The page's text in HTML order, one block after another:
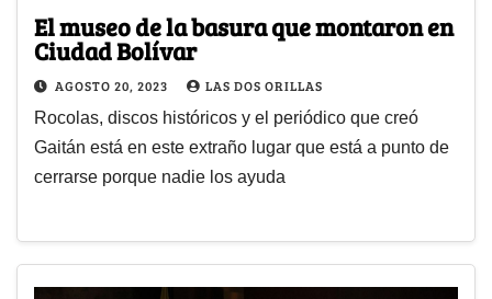
El museo de la basura que montaron en
Ciudad Bolívar
AGOSTO 20, 2023 LAS DOS ORILLAS
Rocolas, discos históricos y el periódico que creó
Gaitán está en este extraño lugar que está a punto de
cerrarse porque nadie los ayuda